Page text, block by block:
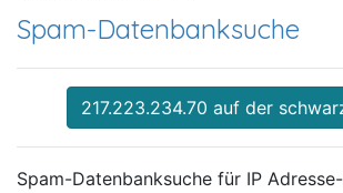
Spam-Datenbanksuche
217.223.234.70 auf der
Spam-Datenbanksuche für IP